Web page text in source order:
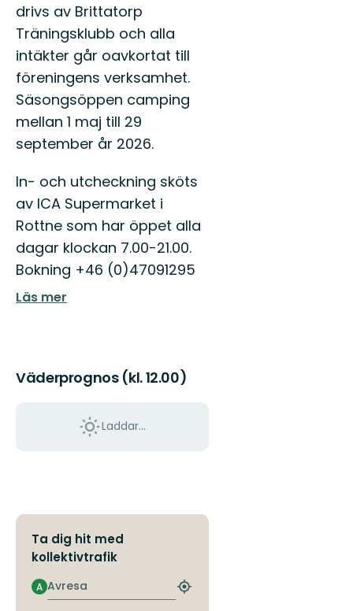
drivs av Brittatorp
Träningsklubb och alla
intäkter går oavkortat till
föreningens verksamhet.
Säsongsöppen camping
mellan 1 maj till 29
september år 2026.
In- och utcheckning sköts
av ICA Supermarket i
Rottne som har öppet alla
dagar klockan 7.00-21.00.
Bokning +46 (0)47091295
Läs mer
Väderprognos (kl. 12.00)
Laddar...
Ta dig hit med
kollektivtrafik
Avresa
A
Hitta